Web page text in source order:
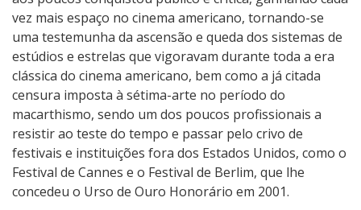
vez mais espaço no cinema americano, tornando-se
uma testemunha da ascensão e queda dos sistemas de
estúdios e estrelas que vigoravam durante toda a era
clássica do cinema americano, bem como a já citada
censura imposta à sétima-arte no período do
macarthismo, sendo um dos poucos profissionais a
resistir ao teste do tempo e passar pelo crivo de
festivais e instituições fora dos Estados Unidos, como o
Festival de Cannes e o Festival de Berlim, que lhe
concedeu o Urso de Ouro Honorário em 2001.